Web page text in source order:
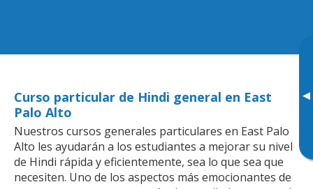
▸
Curso particular de Hindi general en East
Palo Alto
Nuestros cursos generales particulares en East Palo
Alto les ayudarán a los estudiantes a mejorar su nivel
de Hindi rápida y eficientemente, sea lo que sea que
necesiten. Uno de los aspectos más emocionantes de